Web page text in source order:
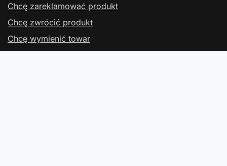
Chcę zareklamować produkt
Chcę zwrócić produkt
Chcę wymienić towar